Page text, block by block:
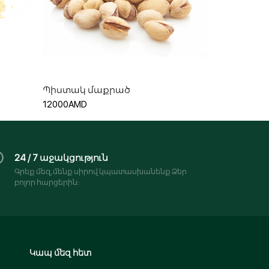
Պիստակ մաքրած
12000AMD
24 / 7 աջակցություն
Գրեք մեզ, մենք սիրով կպատասխանենք Ձեր
բոլոր հարցերին:
Կապ մեզ հետ